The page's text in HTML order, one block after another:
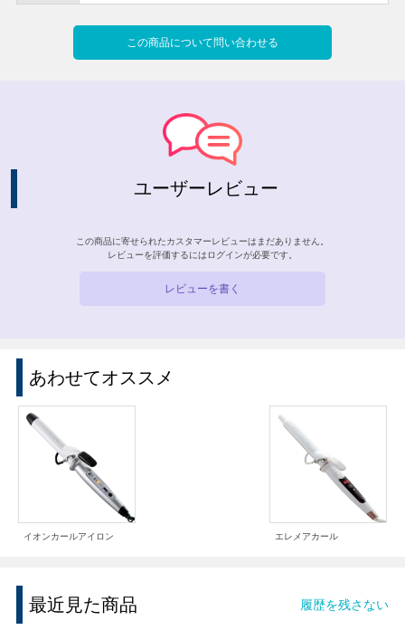
この商品について問い合わせる
ユーザーレビュー
この商品に寄せられたカスタマーレビューはまだありません。
レビューを評価するには ログインが必要です。
レビューを書く
あわせてオススメ
イオンカールアイロン エレメアカール
最近見た商品 履歴を残さない